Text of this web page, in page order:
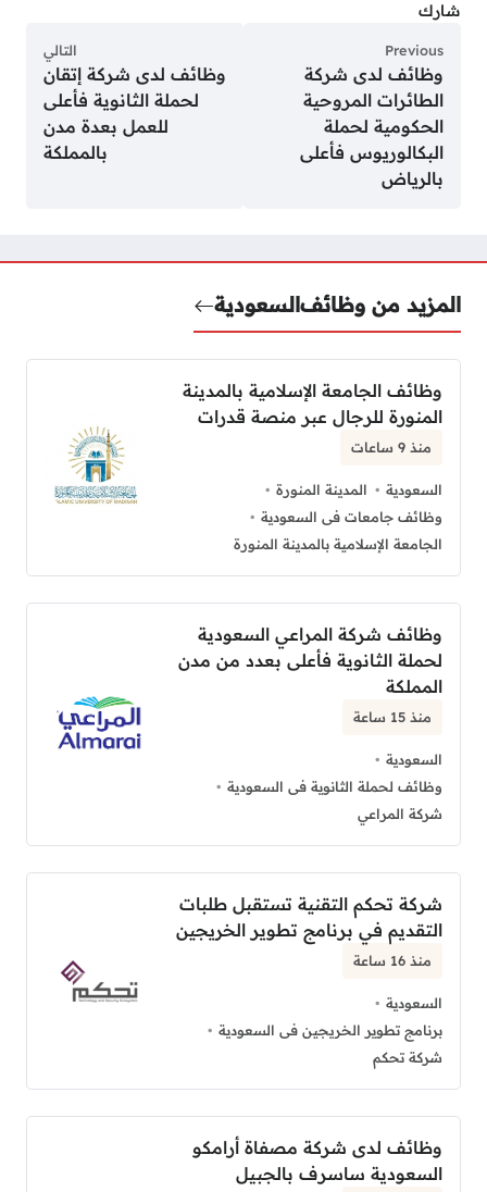
شارك
Previous
وظائف لدى شركة
الطائرات المروحية
الحكومية لحملة
البكالوريوس فأعلى
بالرياض
التالي
وظائف لدى شركة إتقان
لحملة الثانوية فأعلى
للعمل بعدة مدن
بالمملكة
المزيد من وظائفالسعودية
وظائف الجامعة الإسلامية بالمدينة
المنورة للرجال عبر منصة قدرات
منذ 9 ساعات
السعودية
المدينة المنورة
وظائف جامعات فى السعودية
الجامعة الإسلامية بالمدينة المنورة
وظائف شركة المراعي السعودية
لحملة الثانوية فأعلى بعدد من مدن
المملكة
منذ 15 ساعة
السعودية
وظائف لحملة الثانوية فى السعودية
شركة المراعي
شركة تحكم التقنية تستقبل طلبات
التقديم في برنامج تطوير الخريجين
منذ 16 ساعة
السعودية
برنامج تطوير الخريجين فى السعودية
شركة تحكم
وظائف لدى شركة مصفاة أرامكو
السعودية ساسرف بالجبيل